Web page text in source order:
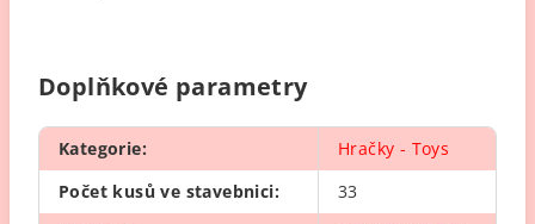
Doplňkové parametry
Kategorie:
Hračky - Toys
Počet kusů ve stavebnici:
33